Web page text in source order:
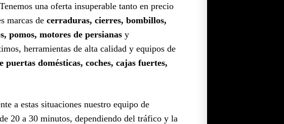
una oferta insuperable tanto en precio
marcas de cerraduras, cierres, bombillos,
pomos, motores de persianas y
herramientas de alta calidad y equipos de
puertas domésticas, coches, cajas fuertes,
a estas situaciones nuestro equipo de
20 a 30 minutos, dependiendo del tráfico y la